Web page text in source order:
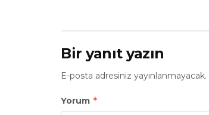
Bir yanıt yazın
E-posta adresiniz yayınlanmayacak.
Yorum *